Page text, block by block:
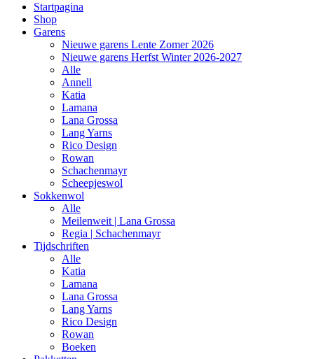
Startpagina
Shop
Garens
Nieuwe garens Lente Zomer 2026
Nieuwe garens Herfst Winter 2026-2027
Alle
Annell
Katia
Lamana
Lana Grossa
Lang Yarns
Rico Design
Rowan
Schachenmayr
Scheepjeswol
Sokkenwol
Alle
Meilenweit | Lana Grossa
Regia | Schachenmayr
Tijdschriften
Alle
Katia
Lamana
Lana Grossa
Lang Yarns
Rico Design
Rowan
Boeken